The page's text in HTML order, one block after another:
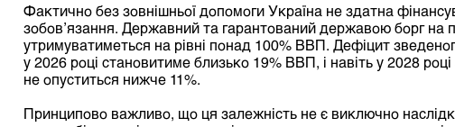
Фактично без зовнішньої допомоги Україна не здатна
зобов’язання. Державний та гарантований державою борг на
утримуватиметься на рівні понад 100% ВВП. Дефіцит
у 2026 році становитиме близько 19% ВВП, і навіть у 2028
не опуститься нижче 11%.
Принципово важливо, що ця залежність не є виключно